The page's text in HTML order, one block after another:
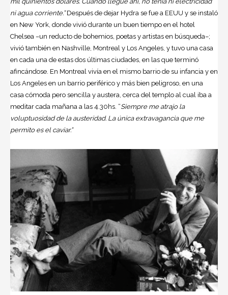
ni agua corriente.”Después de dejar Hydra se fue a EEUU y se instaló
en New York, donde vivió durante un buen tiempo en el hotel
Chelsea –un reducto de bohemios, poetas y artistas en búsqueda–;
vivió también en Nashville, Montreal y Los Angeles, y tuvo una casa
en cada una de estas dos últimas ciudades, en las que terminó
afincándose. En Montreal vivía en el mismo barrio de su infancia y en
Los Angeles en un barrio periférico y más bien peligroso, en una
casa cómoda pero sencilla y austera, cerca del templo al cual iba a
meditar cada mañana a las 4.30hs. “Siempre me atrajo la
voluptuosidad de la austeridad. La única extravagancia que me
permito es el caviar.”